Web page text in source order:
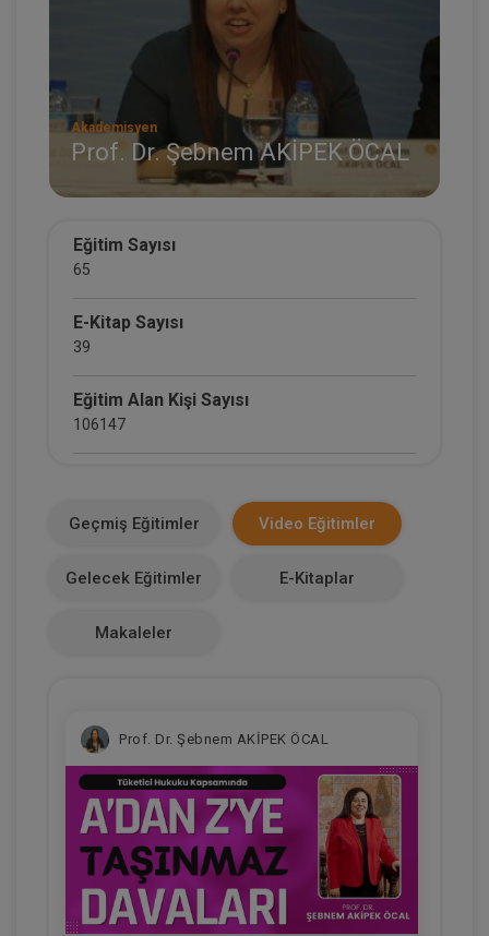
Akademisyen
Prof. Dr. Şebnem AKİPEK ÖCAL
Eğitim Sayısı
65
E-Kitap Sayısı
39
Eğitim Alan Kişi Sayısı
106147
0
Geçmiş Eğitimler Video Eğitimler
Gelecek Eğitimler E-Kitaplar
Makaleler
Prof. Dr. Şebnem AKİPEK ÖCAL